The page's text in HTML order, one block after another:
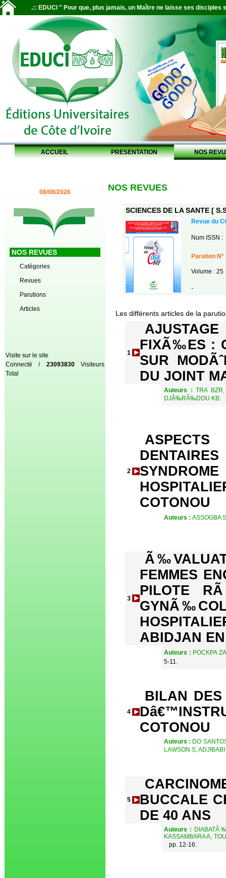
.:: EDUCI " Pour que, plus jamais, un Maître ne laisse ses disciples
ACCUEIL PRESENTATION NOS
08/08/2026
NOS REVUES
Catégories
Revues
Parutions
Articles
Visite sur le site
Connecté / 23093830Visiteurs
Total
NOS REVUES
SCIENCES DE LA SANTE [
Revue du
Num ISSN :
Parution N°
Volume : 25
-
Les différents articles de la
1
FIXÃ‰ES :
SUR
DU JOINT
Auteurs :TRA
DJÃ‰RÃ‰DOU KB.
2
COTONOU
Auteurs : ASSOGBA
3
FEMMES
PILOTE
ABIDJAN
Auteurs : POCKPA
5-11.
4
BILAN
COTONOU
Auteurs : DO
LAWSON S,
5
BUCCALE
DE 40 ANS
Auteurs :
KASSAMBARA A,
pp. 12-16.